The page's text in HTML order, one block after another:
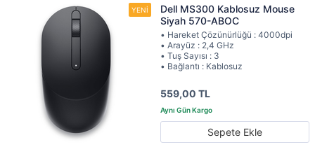
Dell MS300 Kablosuz Mouse
Siyah 570-ABOC
• Hareket Çözünürlüğü : 4000dpi
• Arayüz : 2,4 GHz
• Tuş Sayısı : 3
• Bağlantı : Kablosuz
559,00 TL
Sepete Ekle